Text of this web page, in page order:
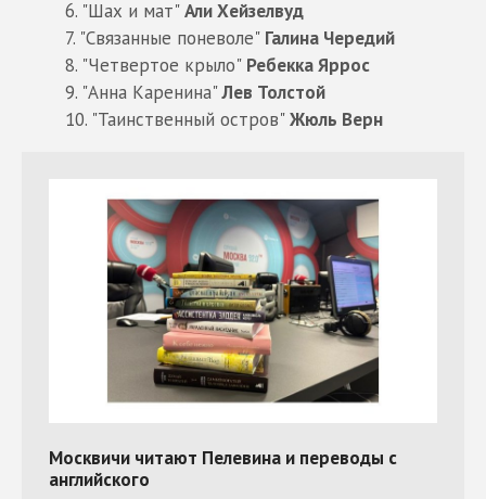
6. "Шах и мат"Али Хейзелвуд
7. "Связанные поневоле" Галина Чередий
8. "Четвертое крыло" Ребекка Яррос
9. "Анна Каренина"Лев Толстой
10. "Таинственный остров"Жюль Верн